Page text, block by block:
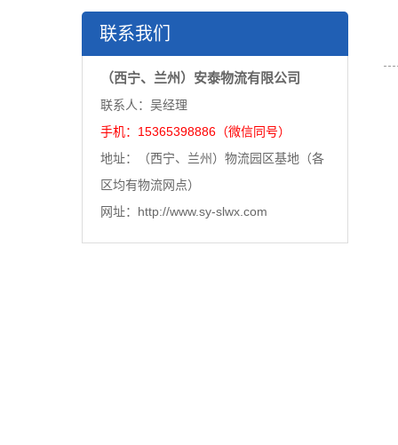
联系我们
（西宁、兰州）安泰物流有限公司
联系人：吴经理
手机：15365398886（微信同号）
地址：（西宁、兰州）物流园区基地（各
区均有物流网点）
网址：http://www.sy-slwx.com